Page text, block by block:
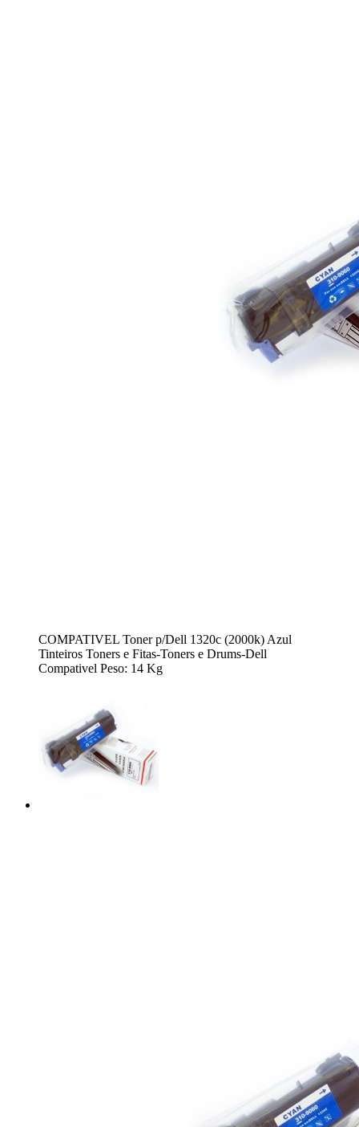
COMPATIVEL Toner p/Dell 1320c (2000k) Azul
Tinteiros Toners e Fitas-Toners e Drums-Dell
Compativel Peso: 14 Kg